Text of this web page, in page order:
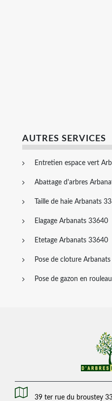
AUTRES SERVICES
Entretien espace vert
Abattage d'arbres
Taille de haie Arbanats
Elagage Arbanats 33640
Etetage Arbanats 33640
Pose de cloture
Pose de gazon en
39 ter rue du broustey